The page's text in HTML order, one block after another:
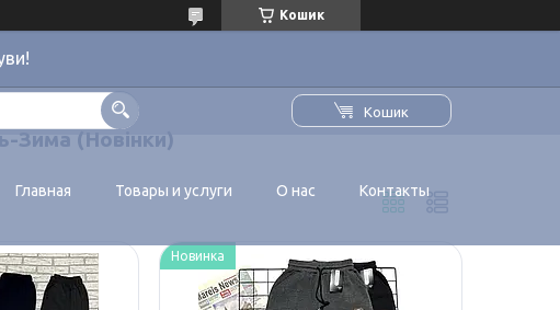
Кошик
Кошик
Главная Товары и услуги О нас Контакты
Зима (Новінки)
Новинка